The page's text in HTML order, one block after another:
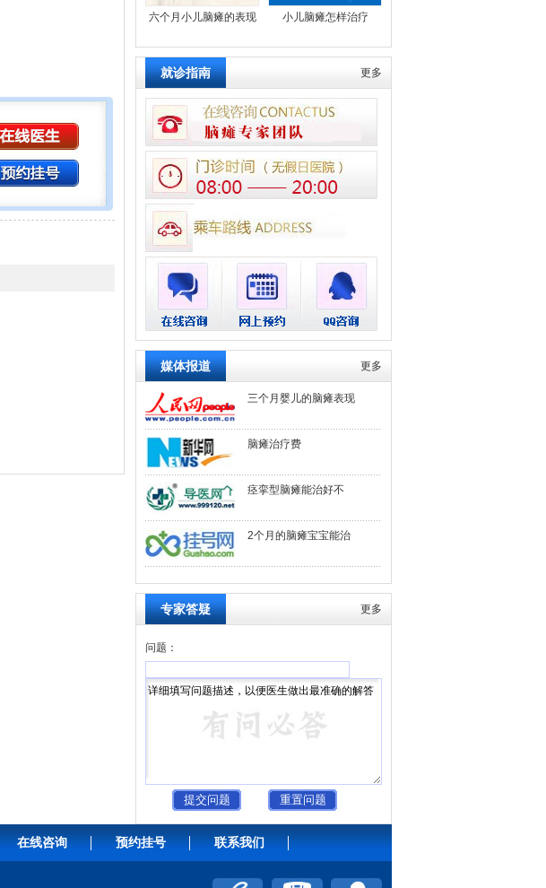
六个月小儿脑瘫的表现 小儿脑瘫怎样治疗
就诊指南 更多
媒体报道 更多
三个月婴儿的脑瘫表现
脑瘫治疗费
痉挛型脑瘫能治好不
2个月的脑瘫宝宝能治
专家答疑 更多
问题：
在线咨询 预约挂号 联系我们